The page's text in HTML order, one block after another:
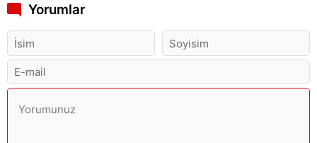
Yorumlar